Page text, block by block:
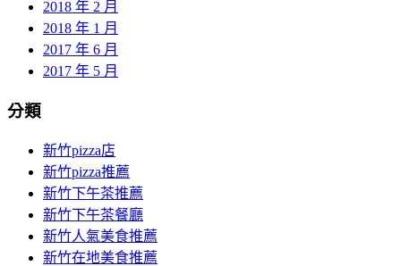
2018 年 2 月
2018 年 1 月
2017 年 6 月
2017 年 5 月
分類
新竹pizza店
新竹pizza推薦
新竹下午茶推薦
新竹下午茶餐廳
新竹人氣美食推薦
新竹在地美食推薦